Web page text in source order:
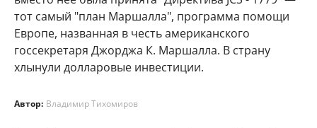
тот самый "план Маршалла", программа помощи
Европе, названная в честь американского
госсекретаря Джорджа К. Маршалла. В страну
хлынули долларовые инвестиции.
Автор: Владимир Тихомиров